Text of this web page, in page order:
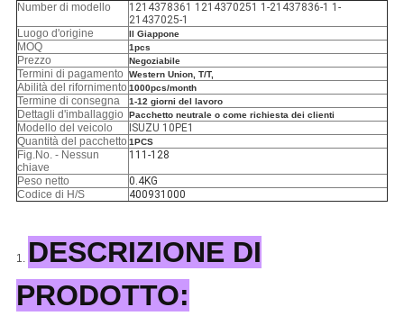
Number di modello
1214378361 1214370251 1-21437836-1 1-
21437025-1
Luogo d'origine
Il Giappone
MOQ 1pcs
Prezzo Negoziabile
Termini di pagamento Western Union, T/T,
Abilità del rifornimento 1000pcs/month
Termine di consegna 1-12 giorni del lavoro
Dettagli d'imballaggio Pacchetto neutrale o come richiesta dei clienti
Modello del veicolo
ISUZU 10PE1
Quantità del pacchetto 1PCS
Fig.No. - Nessun
chiave
111-128
Peso netto
0.4KG
Codice di H/S
400931000
1. DESCRIZIONE DI
PRODOTTO: